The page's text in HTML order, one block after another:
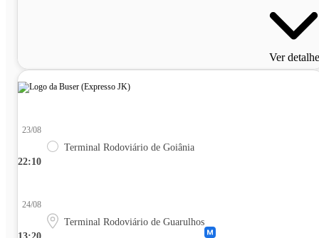
Ver
22:10
23/08
Terminal Rodoviário de Goiânia
24/08
Terminal Rodoviário de Guarulhos